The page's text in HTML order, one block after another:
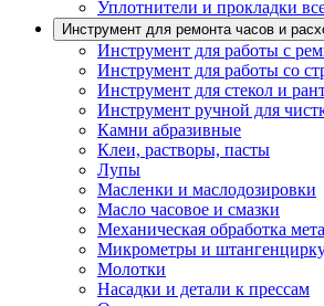
Уплотнители и прокладки
Инструмент для ремонта часов и
Инструмент для работы с
Инструмент для работы со
Инструмент для стекол и
Инструмент ручной для
Камни абразивные
Клеи, растворы, пасты
Лупы
Масленки и маслодозировки
Масло часовое и смазки
Механическая обработка
Микрометры и
Молотки
Насадки и детали к прессам